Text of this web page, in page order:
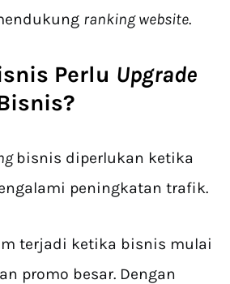
ranking website.
Perlu Upgrade
bisnis diperlukan ketika
peningkatan trafik.
terjadi ketika bisnis mulai
promo besar. Dengan